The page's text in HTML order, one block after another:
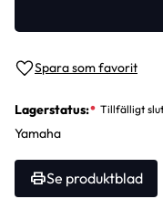
Lägg till i favoriter
Lagerstatus
Yamaha
Se produktblad